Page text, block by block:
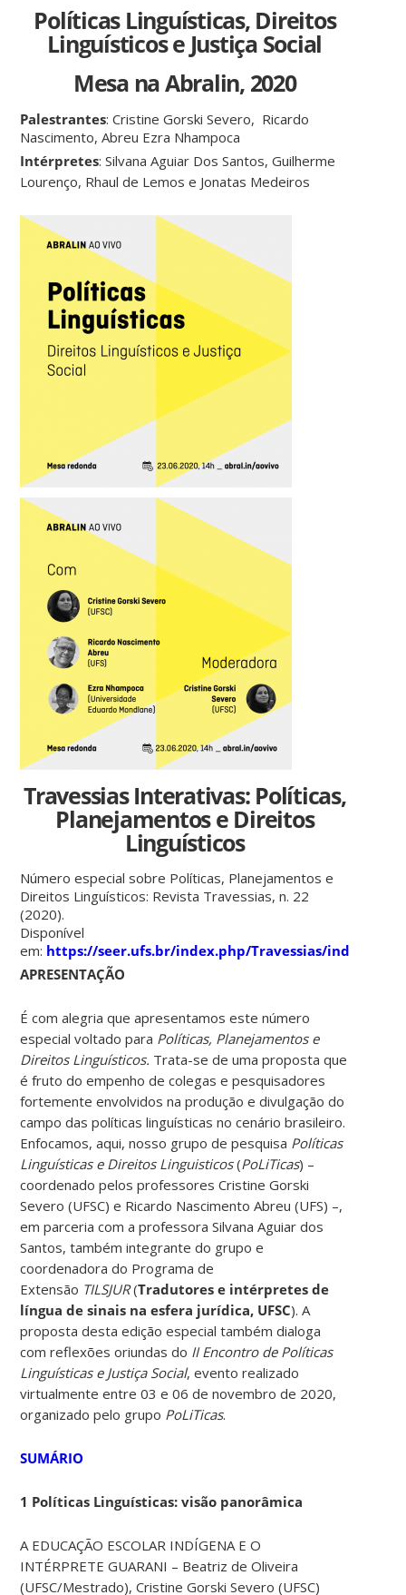
Políticas Linguísticas, Direitos
Linguísticos e Justiça Social
Mesa na Abralin, 2020
Palestrantes: Cristine Gorski Severo, Ricardo
Nascimento, Abreu Ezra Nhampoca
Intérpretes: Silvana Aguiar Dos Santos, Guilherme
Lourenço, Rhaul de Lemos e Jonatas Medeiros
Travessias Interativas: Políticas,
Planejamentos e Direitos
Linguísticos
Número especial sobre Políticas, Planejamentos e
Direitos Linguísticos: Revista Travessias, n. 22
(2020).
Disponível
em: https://seer.ufs.br/index.php/Travessias/index
APRESENTAÇÃO
É com alegria que apresentamos este número
especial voltado para Políticas, Planejamentos e
Direitos Linguísticos. Trata-se de uma proposta que
é fruto do empenho de colegas e pesquisadores
fortemente envolvidos na produção e divulgação do
campo das políticas linguísticas no cenário brasileiro.
Enfocamos, aqui, nosso grupo de pesquisa Políticas
Linguísticas e Direitos Linguisticos(PoLiTicas) –
coordenado pelos professores Cristine Gorski
Severo (UFSC) e Ricardo Nascimento Abreu (UFS) –,
em parceria com a professora Silvana Aguiar dos
Santos, também integrante do grupo e
coordenadora do Programa de
Extensão TILSJUR(Tradutores e intérpretes de
língua de sinais na esfera jurídica, UFSC). A
proposta desta edição especial também dialoga
com reflexões oriundas do II Encontro de Políticas
Linguísticas e Justiça Social, evento realizado
virtualmente entre 03 e 06 de novembro de 2020,
organizado pelo grupo PoLiTicas.
SUMÁRIO
1 Políticas Linguísticas: visão panorâmica
A EDUCAÇÃO ESCOLAR INDÍGENA E O
INTÉRPRETE GUARANI – Beatriz de Oliveira
(UFSC/Mestrado), Cristine Gorski Severo (UFSC)